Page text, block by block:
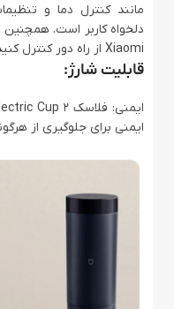
مانند کنترل دما و
دلخواه کاربر است. همچنین
Xiaomi از راه دور کنترل کنید.
قابلیت شارژ:
ایمنی برای جلوگیری از